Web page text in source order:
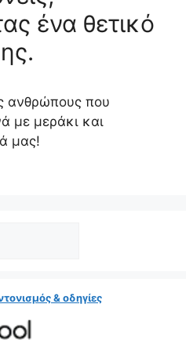
ένα θετικό
ανθρώπους που
με μεράκι και
μας!
& οδηγίες